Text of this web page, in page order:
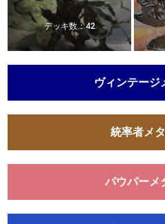
デッキ数：42
ヴィンテージ
統率者メ
パウパーメ